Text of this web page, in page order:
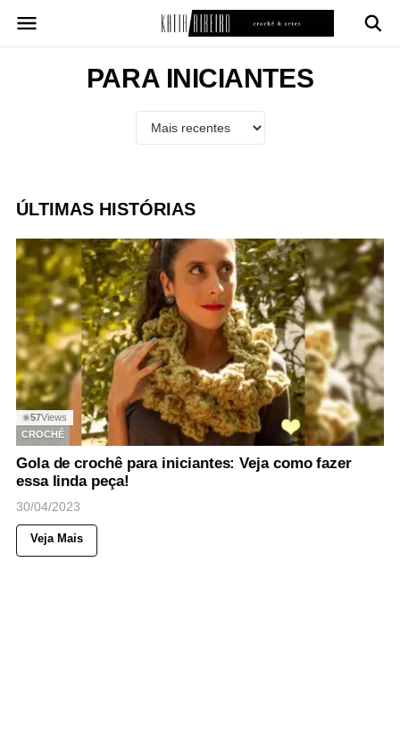
para
PARA INICIANTES
ÚLTIMAS HISTÓRIAS
◉57Views
CROCHÊ
Gola de crochê para iniciantes: Veja como fazer
essa linda peça!
30/04/2023
Veja Mais